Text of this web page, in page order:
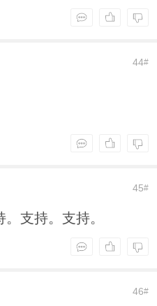
44#
45#
支持。支持。
46#